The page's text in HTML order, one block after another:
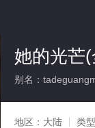
她的光芒
别名：
地区： 大陆 类型